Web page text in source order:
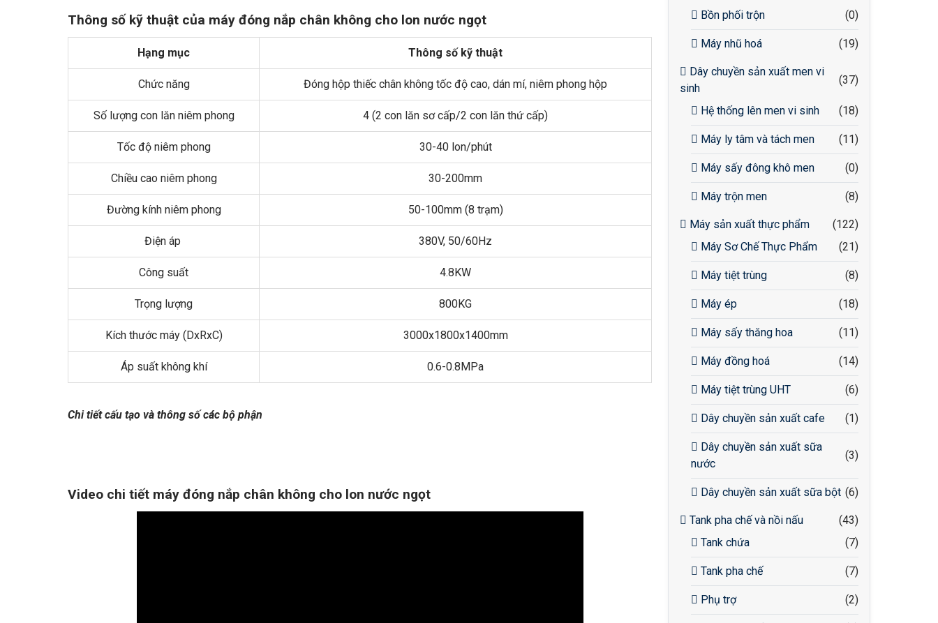
Thông số kỹ thuật của máy đóng nắp chân không cho lon nước ngọt
Hạng mục Thông số kỹ thuật
Chức năng Đóng hộp thiếc chân không tốc độ cao, dán mí, niêm phong hộp
Số lượng con lăn niêm phong 4 (2 con lăn sơ cấp/2 con lăn thứ cấp)
Tốc độ niêm phong 30-40 lon/phút
Chiều cao niêm phong 30-200mm
Đường kính niêm phong 50-100mm (8 trạm)
Điện áp 380V, 50/60Hz
Công suất 4.8KW
Trọng lượng 800KG
Kích thước máy (DxRxC) 3000x1800x1400mm
Áp suất không khí 0.6-0.8MPa
Chi tiết cấu tạo và thông số các bộ phận
Video chi tiết máy đóng nắp chân không cho lon nước ngọt
Bồn phối trộn (0)
Máy nhũ hoá (19)
Dây chuyền sản xuất men vi
sinh
(37)
Hệ thống lên men vi sinh (18)
Máy ly tâm và tách men (11)
Máy sấy đông khô men (0)
Máy trộn men (8)
Máy sản xuất thực phẩm
(122)
Máy Sơ Chế Thực Phẩm
(21)
Máy tiệt trùng (8)
Máy ép (18)
Máy sấy thăng hoa (11)
Máy đồng hoá (14)
Máy tiệt trùng UHT (6)
Dây chuyền sản xuất cafe (1)
Dây chuyền sản xuất sữa
nước
(3)
Dây chuyền sản xuất sữa bột (6)
Tank pha chế và nồi nấu
(43)
Tank chứa
(7)
Tank pha chế (7)
Phụ trợ (2)